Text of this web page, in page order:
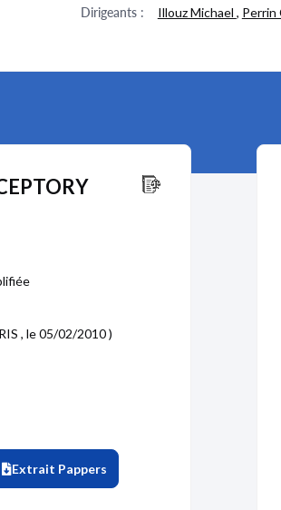
Dirigeants : Illouz Michael , Perrin
, le 05/02/2010 )
Extrait Pappers